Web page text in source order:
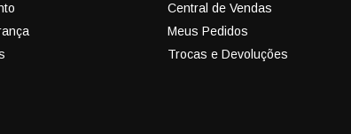
Central de Vendas
Meus Pedidos
Trocas e Devoluções